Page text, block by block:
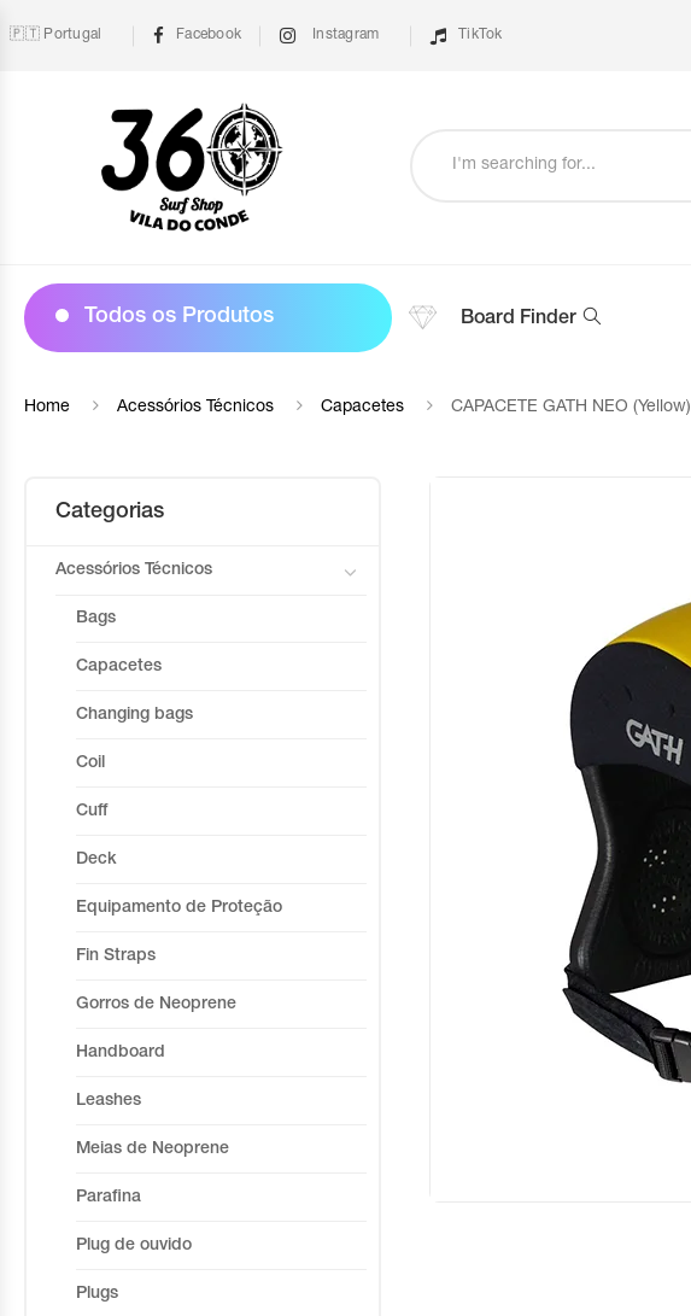
🇵🇹 Portugal Facebook Instagram TikTok
Todos os Produtos Board Finder
Home Acessórios Técnicos Capacetes CAPACETE GATH NEO (Yellow)
Categorias
Acessórios Técnicos
Bags
Capacetes
Changing bags
Coil
Cuff
Deck
Equipamento de Proteção
Fin Straps
Gorros de Neoprene
Handboard
Leashes
Meias de Neoprene
Parafina
Plug de ouvido
Plugs